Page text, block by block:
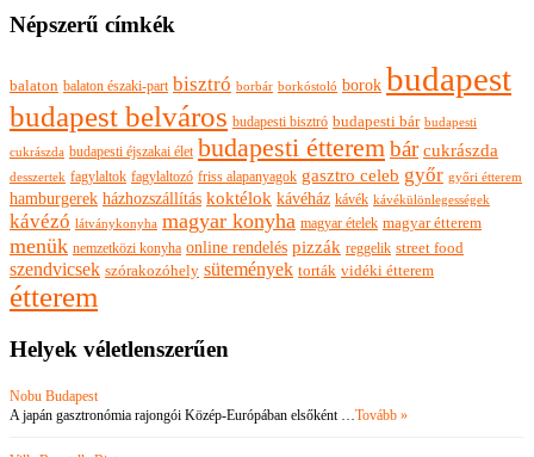
Népszerű címkék
balaton balaton északi-part bisztró borbár borkóstoló borok budapest
budapest belváros budapesti bisztró budapesti bár budapesti
cukrászda budapesti éjszakai élet budapesti étterembár cukrászda
desszertek fagylaltok fagylaltozó friss alapanyagok gasztro celeb győr győri étterem
hamburgerek házhozszállítás koktélok kávéház kávék kávékülönlegességek
kávézó látványkonyha magyar konyha magyar ételek magyar étterem
menük nemzetközi konyha online rendelés pizzák reggelik street food
szendvicsek szórakozóhely sütemények torták vidéki étterem
étterem
Helyek véletlenszerűen
Nobu Budapest
A japán gasztronómia rajongói Közép-Európában elsőként …Tovább »